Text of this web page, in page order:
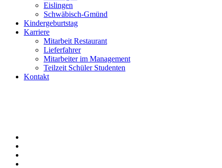
Eislingen
Schwäbisch-Gmünd
Kindergeburtstag
Karriere
Mitarbeit Restaurant
Lieferfahrer
Mitarbeiter im Management
Teilzeit Schüler Studenten
Kontakt